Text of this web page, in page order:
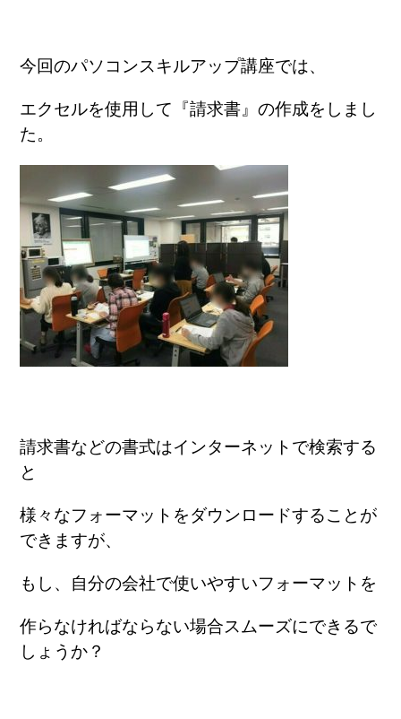
今回のパソコンスキルアップ講座では、
エクセルを使用して『請求書』の作成をしまし
た。
請求書などの書式はインターネットで検索する
と
様々なフォーマットをダウンロードすることが
できますが、
もし、自分の会社で使いやすいフォーマットを
作らなければならない場合スムーズにできるで
しょうか？